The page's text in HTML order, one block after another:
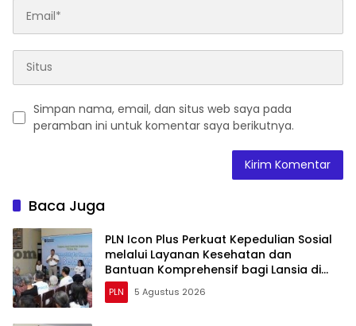
Simpan nama, email, dan situs web saya pada
peramban ini untuk komentar saya berikutnya.
Baca Juga
PLN Icon Plus Perkuat Kepedulian Sosial
melalui Layanan Kesehatan dan
Bantuan Komprehensif bagi Lansia di
Malang
PLN 5 Agustus 2026